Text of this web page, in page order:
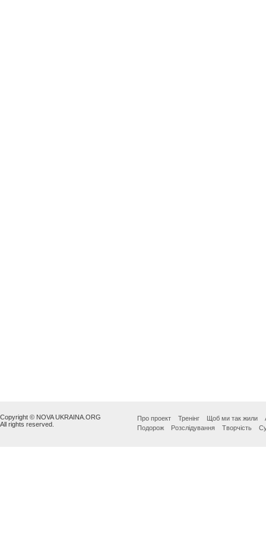
Copyright © NOVA UKRAINA.ORG
All rights reserved.
Про проект Тренінг Щоб ми так жили
Подорож
Розслідування Творчість